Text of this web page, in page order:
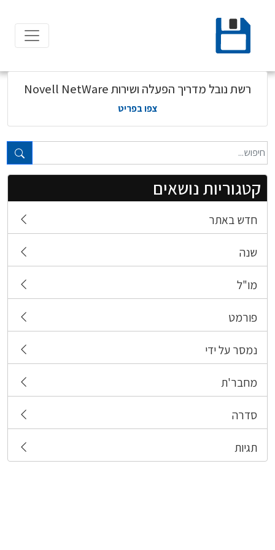
content
טקסט חופשי...
קטגוריות נושאים
חדש באתר
שנה
מו"ל
פורמט
נמסר על ידי
מחבר'ת
סדרה
תגיות
רשת נובל מדריך הפעלה ושירות Novell NetWare
צפו בפריט